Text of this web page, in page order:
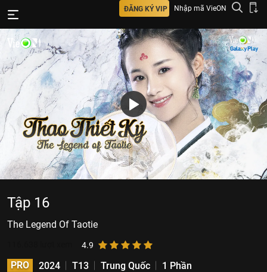
ĐĂNG KÝ VIP Nhập mã VieON
Tập 16
The Legend Of Taotie
4.9
PRO 2024 T13 Trung Quốc
1 Phần